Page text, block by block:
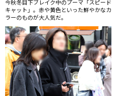
今秋冬目下ブレイク中のプーマ「スピード
キャット」。赤や黄色といった鮮やかなカ
ラーのものが大人気だ。